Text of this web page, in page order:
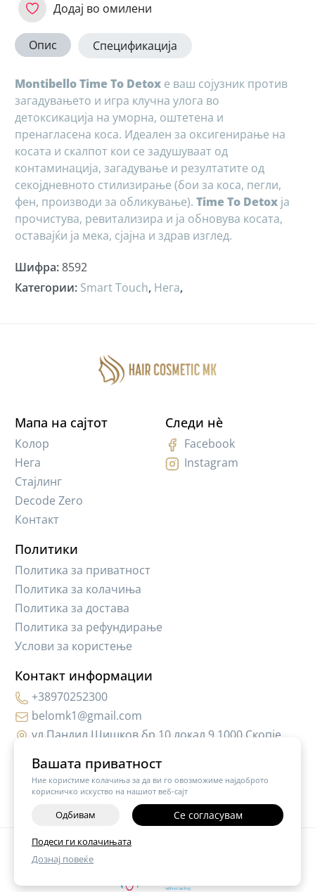
Вашата приватност
Ние користиме колачиња за да ви го овозможиме најдоброто
корисничко искуство на нашиот веб-сајт
Одбивам Се согласувам
Подеси ги колачињата
Дознај повеќе
Додај во омилени
Опис Спецификација
Montibello Time To Detox е ваш сојузник против
загадувањето и игра клучна улога во
детоксикација на уморна, оштетена и
пренагласена коса. Идеален за оксигенирање на
косата и скалпот кои се задушуваат од
контаминација, загадување и резултатите од
секојдневното стилизирање (бои за коса, пегли,
фен, производи за обликување). Time To Detox ја
прочистува, ревитализира и ја обновува косата,
оставајќи ја мека, сјајна и здрав изглед.
Шифра:8592
Категории: Smart Touch, Нега,
Мапа на сајтот
Колор
Нега
Стајлинг
Decode Zero
Контакт
Политики
Политика за приватност
Политика за колачиња
Политика за достава
Политика за рефундирање
Услови за користење
Контакт информации
+38970252300
belomk1@gmail.com
ул.Пандил Шишков бр.10,локал 9 1000 Скопје
Следи нè
Facebook
Instagram
©2026Vendor x
Поставки за колачиња